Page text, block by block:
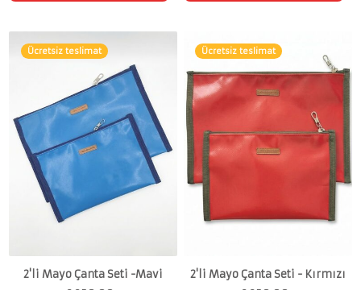
Ücretsiz teslimat
2'li Mayo Çanta Seti -Mavi
Ücretsiz teslimat
2'li Mayo Çanta Seti - Kırmızı